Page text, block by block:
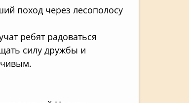
поход через лесополосу
ребят радоваться
силу дружбы и